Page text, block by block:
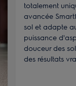
totalement
avancée
sol et adapte
puissance
douceur des
des résultats